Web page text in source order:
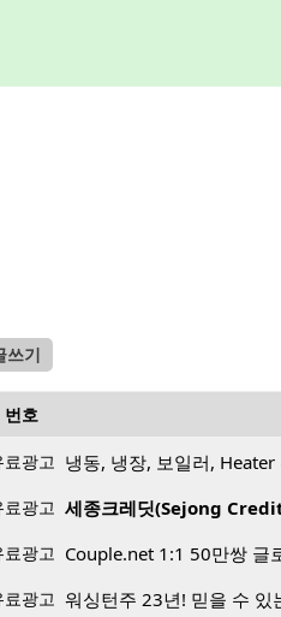
쓰기
번호
료광고 냉동, 냉장, 보일러,
료광고 세종크레딧(Sejong
료광고 Couple.net 1:1 50만쌍 글
료광고 워싱턴주 23년! 믿을 수 있